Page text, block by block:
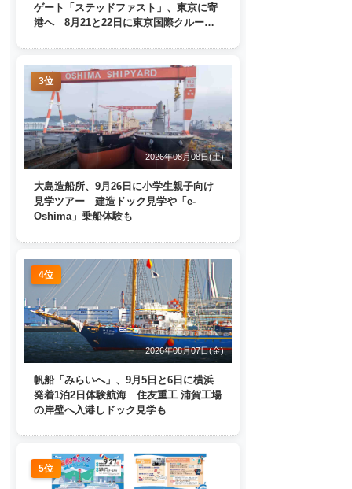
ゲート「ステッドファスト」、東京に寄
港へ 8月21と22日に東京国際クルーズ
3位
2026年08月08日(土)
大島造船所、9月26日に小学生親子向け
見学ツアー 建造ドック見学や「e-
Oshima」乗船体験も
4位
2026年08月07日(金)
帆船「みらいへ」、9月5日と6日に横浜
発着1泊2日体験航海 住友重工 浦賀工場
の岸壁へ入港しドック見学も
5位